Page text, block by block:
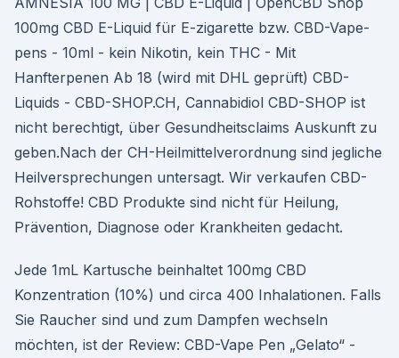
100mg CBD E-Liquid für E-zigarette bzw. CBD-Vape-
pens - 10ml - kein Nikotin, kein THC - Mit
Hanfterpenen Ab 18 (wird mit DHL geprüft) CBD-
Liquids - CBD-SHOP.CH, Cannabidiol CBD-SHOP ist
nicht berechtigt, über Gesundheitsclaims Auskunft zu
geben.Nach der CH-Heilmittelverordnung sind jegliche
Heilversprechungen untersagt. Wir verkaufen CBD-
Rohstoffe! CBD Produkte sind nicht für Heilung,
Prävention, Diagnose oder Krankheiten gedacht.
Jede 1mL Kartusche beinhaltet 100mg CBD
Konzentration (10%) und circa 400 Inhalationen. Falls
Sie Raucher sind und zum Dampfen wechseln
möchten, ist der Review: CBD-Vape Pen „Gelato“ -